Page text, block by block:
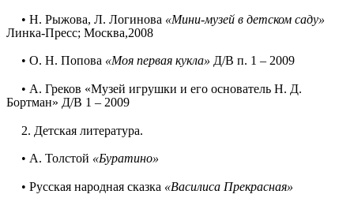
• Н. Рыжова, Л. Логинова «Мини-музей в детском саду»
Линка-Пресс; Москва,2008
• О. Н. Попова «Моя первая кукла» Д/В п. 1 – 2009
• А. Греков «Музей игрушки и его основатель Н. Д.
Бортман» Д/В 1 – 2009
2. Детская литература.
• А. Толстой «Буратино»
• Русская народная сказка «Василиса Прекрасная»